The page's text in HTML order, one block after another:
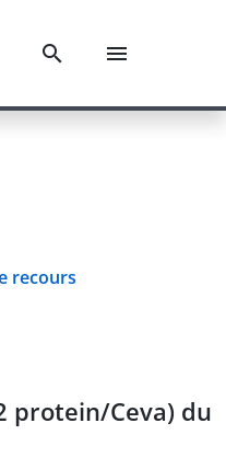
recours
protein/Ceva) du